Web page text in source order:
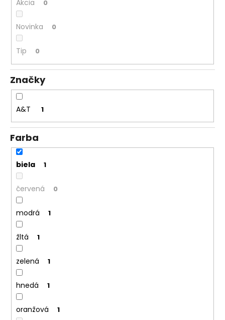
Akcia 0
Novinka 0
Tip 0
Značky
A&T 1
Farba
biela 1
červená 0
modrá 1
žltá 1
zelená 1
hnedá 1
oranžová 1
á
s
?
O
d
p
o
ú
a
m